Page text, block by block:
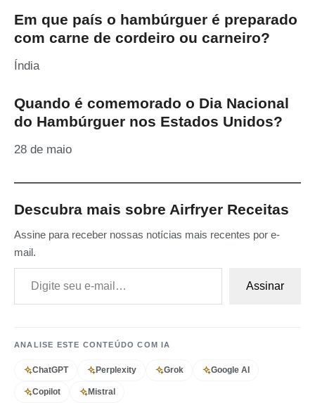
Em que país o hambúrguer é preparado
com carne de cordeiro ou carneiro?
Índia
Quando é comemorado o Dia Nacional
do Hambúrguer nos Estados Unidos?
28 de maio
Descubra mais sobre Airfryer Receitas
Assine para receber nossas notícias mais recentes por e-
mail.
Digite seu e-mail…
Assinar
ANALISE ESTE CONTEÚDO COM IA
ChatGPT Perplexity Grok Google AI
Copilot Mistral